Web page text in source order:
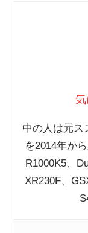
中の人は元ス
を2014年か
R1000K5、
XR230F、